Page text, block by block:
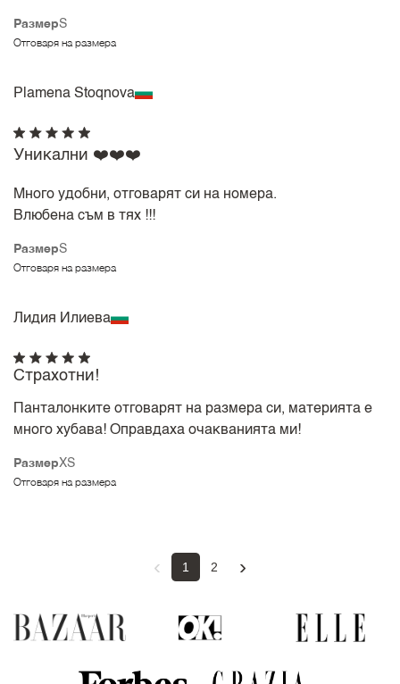
РазмерS
Отговаря на размера
Plamena Stoqnova
РазмерS
Отговаря на размера
Уникални ❤️❤️❤️
Много удобни, отговарят си на номера.
Влюбена съм в тях !!!
Лидия Илиева
РазмерXS
Отговаря на размера
Страхотни!
Панталонките отговарят на размера си, материята е
много хубава! Оправдаха очакванията ми!
‹ 1 2 ›